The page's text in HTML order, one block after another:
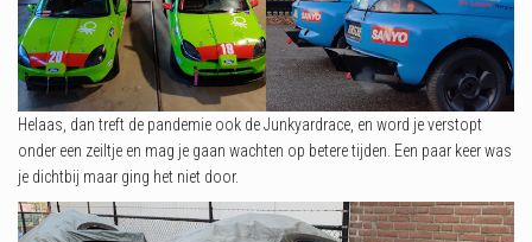
Helaas, dan treft de pandemie ook de Junkyardrace, en word je verstopt
onder een zeiltje en mag je gaan wachten op betere tijden. Een paar keer was
je dichtbij maar ging het niet door.